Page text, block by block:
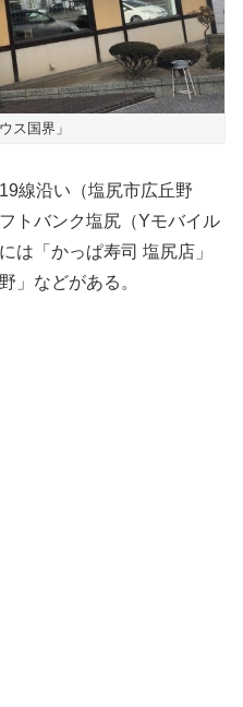
ス国界」
線沿い（塩尻市広丘野
トバンク塩尻（Yモバイル
は「かっぱ寿司 塩尻店」
」などがある。